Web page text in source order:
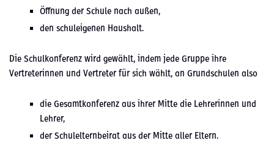
Öff­nung der Schule nach außen,
den schuleige­nen Haushalt.
Die Schulkon­ferenz wird gewählt, indem jede Gruppe ihre
Vertreterin­nen und Vertreter für sich wählt, an Grund­schulen also
die Gesamtkon­ferenz aus ihrer Mitte die Lehrerin­nen und
Lehrer,
der Schulel­tern­beirat aus der Mitte aller Eltern.